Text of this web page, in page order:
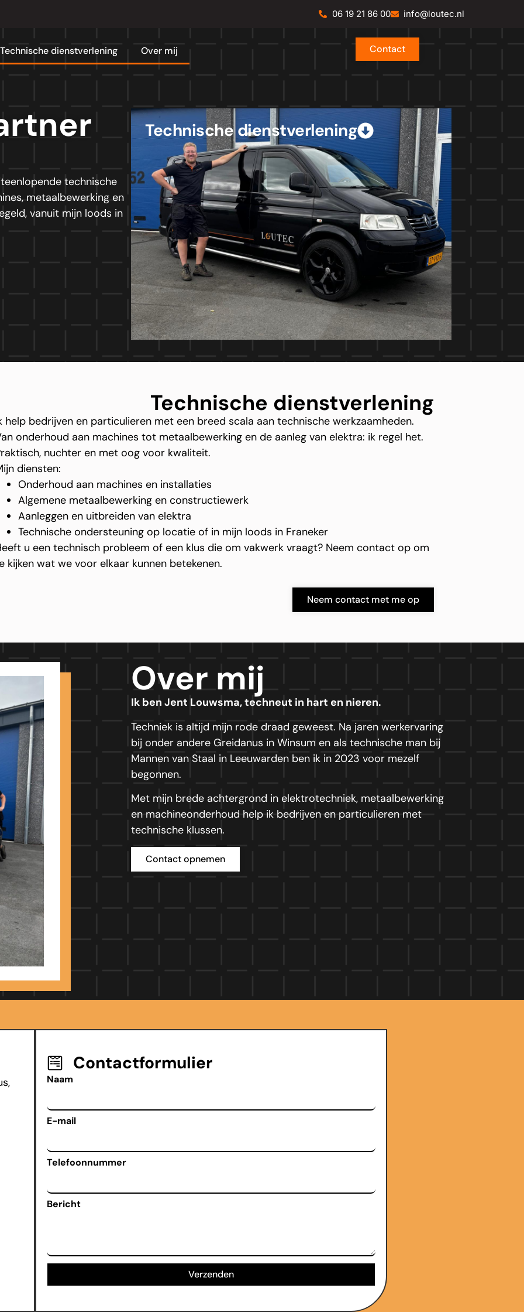
06 19 21 86 00 info@loutec.nl
Technische dienstverlening Over mij Contact
technische
metaalbewerking en
vanuit mijn loods in
Technische dienstverlening
Technische dienstverlening
help bedrijven en particulieren met een breed scala aan technische werkzaamheden.
onderhoud aan machines tot metaalbewerking en de aanleg van elektra: ik regel het.
nuchter en met oog voor kwaliteit.
diensten:
Onderhoud aan machines en installaties
Algemene metaalbewerking en constructiewerk
Aanleggen en uitbreiden van elektra
Technische ondersteuning op locatie of in mijn loods in Franeker
u een technisch probleem of een klus die om vakwerk vraagt? Neem contact op om
kijken wat we voor elkaar kunnen betekenen.
Neem contact met me op
Over mij
Ik ben Jent Louwsma, techneut in hart en nieren.
Techniek is altijd mijn rode draad geweest. Na jaren werkervaring
bij onder andere Greidanus in Winsum en als technische man bij
Mannen van Staal in Leeuwarden ben ik in 2023 voor mezelf
begonnen.
Met mijn brede achtergrond in elektrotechniek, metaalbewerking
en machineonderhoud help ik bedrijven en particulieren met
technische klussen.
Contact opnemen
Contactformulier
Naam
E-mail
Telefoonnummer
Bericht
Verzenden